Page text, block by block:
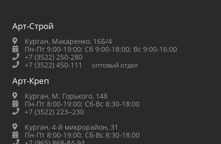
Арт-Строй
Курган, Макаренко, 16Б/4
Пн-Пт 9:00-19:00; Сб 9:00-18:00; Вс 9:00-16:00
+7 (3522) 250-280
+7 (3522) 450-111
оптовый отдел
Арт-Креп
Курган, М. Горького, 148
Пн-Пт 8:00-19:00; Сб-Вс 8:30-18:00
+7 (3522) 223‒230
Курган, 4-й микрорайон, 31
Пн-Пт 8:00-19:00; Сб-Вс 8:30-18:00